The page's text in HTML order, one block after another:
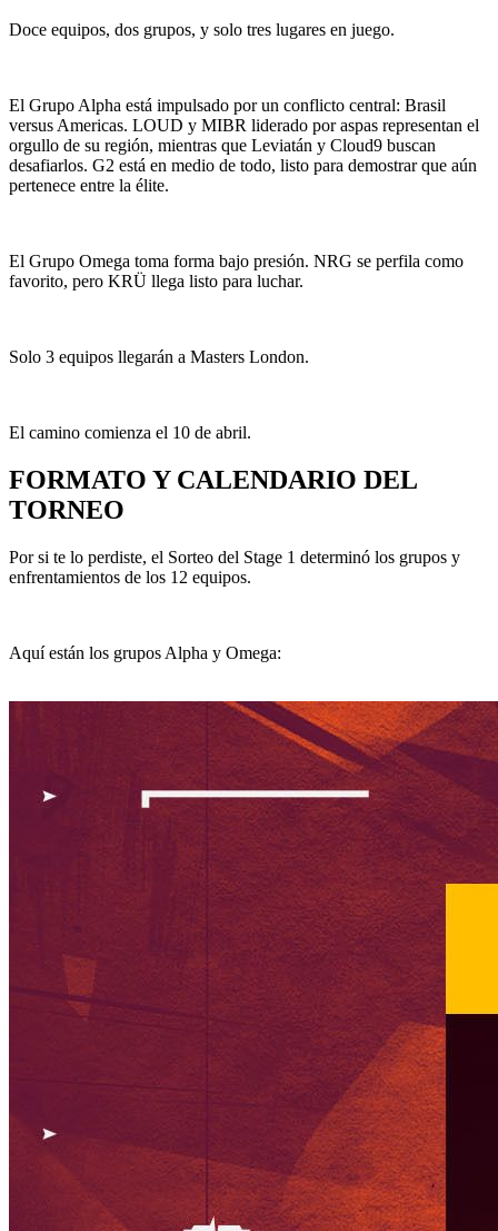
Doce equipos, dos grupos, y solo tres lugares en juego.
El Grupo Alpha está impulsado por un conflicto central: Brasil
versus Americas. LOUD y MIBR liderado por aspas representan el
orgullo de su región, mientras que Leviatán y Cloud9 buscan
desafiarlos. G2 está en medio de todo, listo para demostrar que aún
pertenece entre la élite.
El Grupo Omega toma forma bajo presión. NRG se perfila como
favorito, pero KRÜ llega listo para luchar.
Solo 3 equipos llegarán a Masters London.
El camino comienza el 10 de abril.
FORMATO Y CALENDARIO DEL
TORNEO
Por si te lo perdiste, el Sorteo del Stage 1 determinó los grupos y
enfrentamientos de los 12 equipos.
Aquí están los grupos Alpha y Omega: